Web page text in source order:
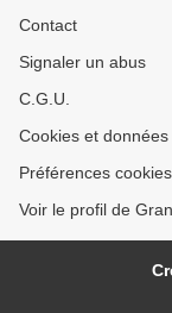
Contact
Signaler un abus
C.G.U.
Cookies et
Préférences cookies
Voir le profil de